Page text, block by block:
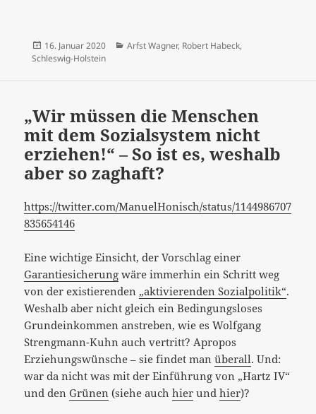
Veröffentlicht
am
16. Januar 2020 Kategorien
Arfst Wagner, Robert Habeck,
Schleswig-Holstein
„Wir müssen die Menschen
mit dem Sozialsystem nicht
erziehen!“ – So ist es, weshalb
aber so zaghaft?
https://twitter.com/ManuelHonisch/status/1144986707
835654146
Eine wichtige Einsicht, der Vorschlag einer
Garantiesicherung wäre immerhin ein Schritt weg
von der existierenden „aktivierenden Sozialpolitik“.
Weshalb aber nicht gleich ein Bedingungsloses
Grundeinkommen anstreben, wie es Wolfgang
Strengmann-Kuhn auch vertritt? Apropos
Erziehungswünsche – sie findet manüberall. Und:
war da nicht was mit der Einführung von „Hartz IV“
und denGrünen (siehe auchhier undhier)?